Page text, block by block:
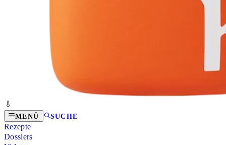
MENÜ SUCHE
Rezepte
Dossiers